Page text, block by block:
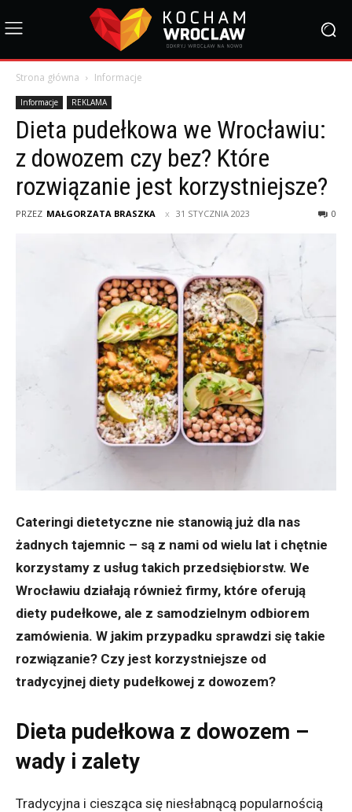
Strona główna Informacje
Informacje REKLAMA
Dieta pudełkowa we Wrocławiu:
z dowozem czy bez? Które
rozwiązanie jest korzystniejsze?
PRZEZ MAŁGORZATA BRASZKA 31 STYCZNIA 2023 0
Cateringi dietetyczne nie stanowią już dla nas
żadnych tajemnic – są z nami od wielu lat i chętnie
korzystamy z usług takich przedsiębiorstw. We
Wrocławiu działają również firmy, które oferują
diety pudełkowe, ale z samodzielnym odbiorem
zamówienia. W jakim przypadku sprawdzi się takie
rozwiązanie? Czy jest korzystniejsze od
tradycyjnej diety pudełkowej z dowozem?
Dieta pudełkowa z dowozem –
wady i zalety
Tradycyjna i ciesząca się niesłabnącą popularnością